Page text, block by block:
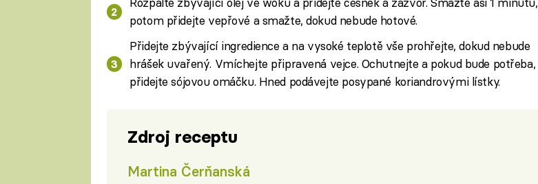
potom přidejte vepřové a smažte, dokud nebude hotové.
Přidejte zbývající ingredience a na vysoké teplotě vše prohřejte, dokud nebude
hrášek uvařený. Vmíchejte připravená vejce. Ochutnejte a pokud bude potřeba,
přidejte sójovou omáčku. Hned podávejte posypané koriandrovými lístky.
Zdroj receptu
Martina Čerňanská